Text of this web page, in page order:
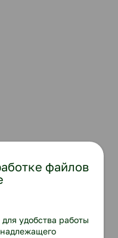
файлов
удобства работы